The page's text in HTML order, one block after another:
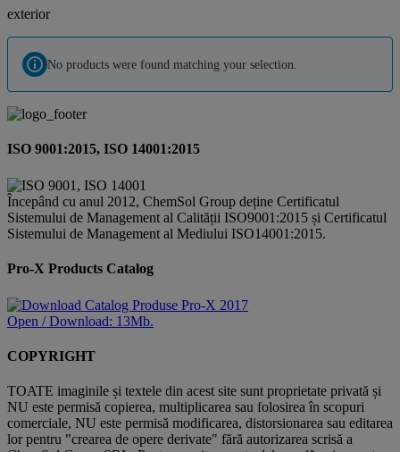
exterior
No products were found matching your selection.
ISO 9001:2015, ISO 14001:2015
Începând cu anul 2012, ChemSol Group deține Certificatul
Sistemului de Management al Calității ISO9001:2015 și Certificatul
Sistemului de Management al Mediului ISO14001:2015.
Pro-X Products Catalog
Open / Download: 13Mb.
COPYRIGHT
TOATE imaginile și textele din acest site sunt proprietate privată și
NU este permisă copierea, multiplicarea sau folosirea în scopuri
comerciale, NU este permisă modificarea, distorsionarea sau editarea
lor pentru "crearea de opere derivate" fără autorizarea scrisă a